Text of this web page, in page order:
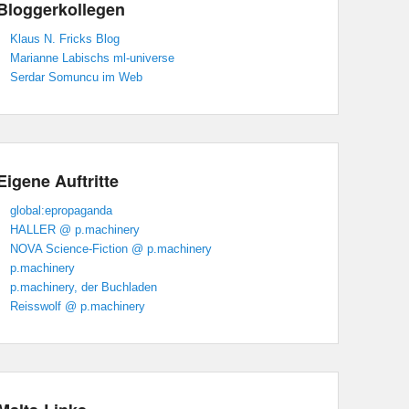
Klaus N. Fricks Blog
Marianne Labischs ml-universe
Serdar Somuncu im Web
Auftritte
global:epropaganda
HALLER @ p.machinery
NOVA Science-Fiction @ p.machinery
p.machinery
p.machinery, der Buchladen
Reisswolf @ p.machinery